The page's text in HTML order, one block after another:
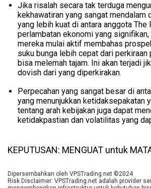
Jika risalah secara tak terduga
kekhawatiran yang sangat mendalam
yang lebih kuat di antara anggota The
perlambatan ekonomi yang signifikan,
mereka mulai aktif membahas
suku bunga lebih cepat dari perkiraan
bisa melemah tajam. Ini akan terjadi
dovish dari yang diperkirakan.
Perpecahan yang sangat besar di
yang menunjukkan ketidaksepakatan
tentang arah kebijakan juga dapat
ketidakpastian dan volatilitas yang
KEPUTUSAN: MENGUAT untuk
Dipersembahkan oleh VPSTrading.net ©2024
Risk Disclaimer: VPSTrading.net adalah provider